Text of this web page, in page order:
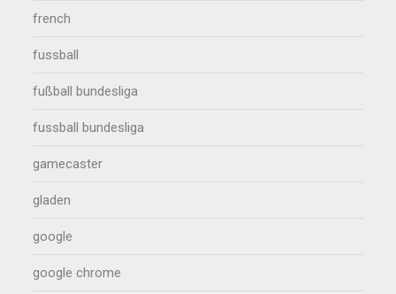
french
fussball
fußball bundesliga
fussball bundesliga
gamecaster
gladen
google
google chrome